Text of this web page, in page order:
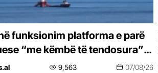
funksionim platforma e parë
“me këmbë të tendosura”
për energjinë e erës me
9,563 07/08/26